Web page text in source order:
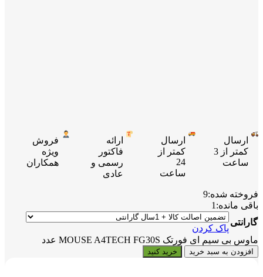
ارسال
کمتر از 3
ساعت
ارسال
کمتر از
24
ساعت
ارائه
فاکتور
رسمی و
عادی
فروش
ویژه
همکاران
فروخته شده:9
باقی مانده: 1
گارانتی
پاک کردن
ماوس بی سیم ای فورتک MOUSE A4TECH FG30S عدد
افزودن به سبد خرید خرید کنید